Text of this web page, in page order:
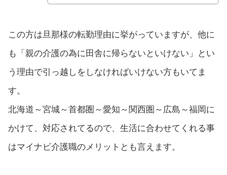
この方は旦那様の転勤理由に挙がっていますが、他に
も「親の介護の為に田舎に帰らないといけない」とい
う理由で引っ越しをしなければいけない方もいてま
す。
北海道～宮城～首都圏～愛知～関西圏～広島～福岡に
かけて、対応されてるので、生活に合わせてくれる事
はマイナビ介護職のメリットとも言えます。